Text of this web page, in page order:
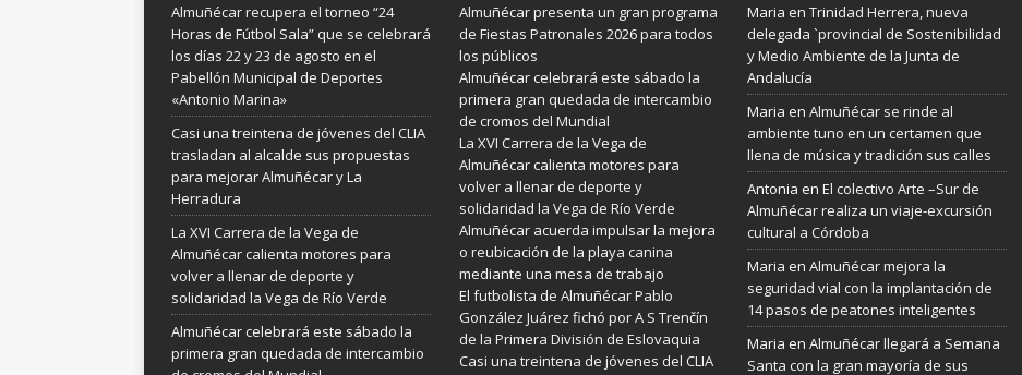
Almuñécar recupera el torneo “24
Horas de Fútbol Sala” que se celebrará
los días 22 y 23 de agosto en el
Pabellón Municipal de Deportes
«Antonio Marina»
Casi una treintena de jóvenes del CLIA
trasladan al alcalde sus propuestas
para mejorar Almuñécar y La
Herradura
La XVI Carrera de la Vega de
Almuñécar calienta motores para
volver a llenar de deporte y
solidaridad la Vega de Río Verde
Almuñécar celebrará este sábado la
primera gran quedada de intercambio
Almuñécar presenta un gran programa
de Fiestas Patronales 2026 para todos
los públicos
Almuñécar celebrará este sábado la
primera gran quedada de intercambio
de cromos del Mundial
La XVI Carrera de la Vega de
Almuñécar calienta motores para
volver a llenar de deporte y
solidaridad la Vega de Río Verde
Almuñécar acuerda impulsar la mejora
o reubicación de la playa canina
mediante una mesa de trabajo
El futbolista de Almuñécar Pablo
González Juárez fichó por A S Trenčín
de la Primera División de Eslovaquia
Casi una treintena de jóvenes del CLIA
Maria en Trinidad Herrera, nueva
delegada `provincial de Sostenibilidad
y Medio Ambiente de la Junta de
Andalucía
Maria en Almuñécar se rinde al
ambiente tuno en un certamen que
llena de música y tradición sus calles
Antonia en El colectivo Arte –Sur de
Almuñécar realiza un viaje-excursión
cultural a Córdoba
Maria en Almuñécar mejora la
seguridad vial con la implantación de
14 pasos de peatones inteligentes
Maria en Almuñécar llegará a Semana
Santa con la gran mayoría de sus